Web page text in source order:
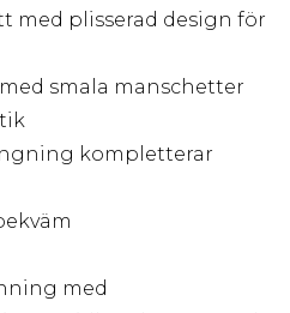
med plisserad design för
smala manschetter
kompletterar
med